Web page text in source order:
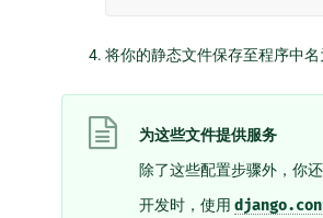
将你的静态文件保存至程序中名
为这些文件提供服务
除了这些配置步骤外，你
开发时，使用